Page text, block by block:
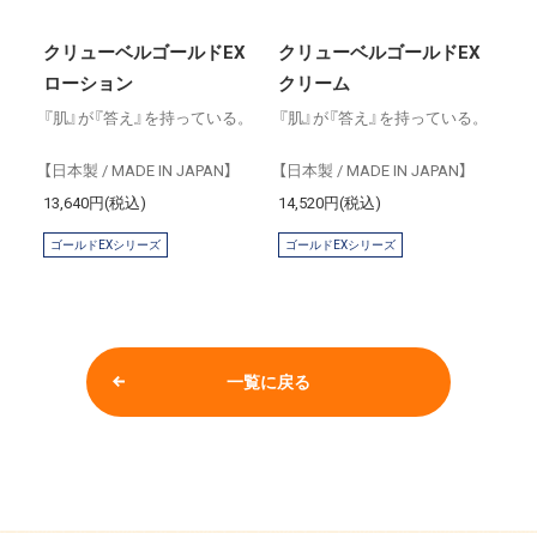
クリューベルゴールドEX
ローション
『肌』が『答え』を持っている。
【日本製 / MADE IN JAPAN】
13,640円(税込)
ゴールドEXシリーズ
クリューベルゴールドEX
クリーム
『肌』が『答え』を持っている。
【日本製 / MADE IN JAPAN】
14,520円(税込)
ゴールドEXシリーズ
一覧に戻る